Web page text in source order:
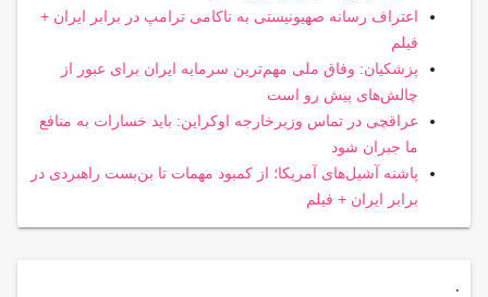
اعتراف رسانه صهیونیستی به ناکامی ترامپ در برابر ایران +
فیلم
پزشکیان: وفاق ملی مهم‌ترین سرمایه ایران برای عبور از
چالش‌های پیش رو است
عراقچی در تماس وزیرخارجه اوکراین: باید خسارات به منافع
ما جبران شود
پاشنه آشیل‌های آمریکا؛ از کمبود مهمات تا بن‌بست راهبردی در
برابر ایران + فیلم
.